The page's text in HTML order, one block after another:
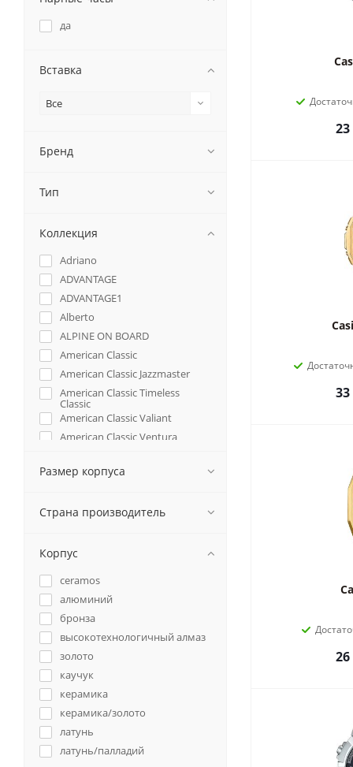
23
33
26
да
Вставка
Все
Бренд
Тип
Коллекция
Adriano
ADVANTAGE
ADVANTAGE1
Alberto
ALPINE ON BOARD
American Classic
American Classic Jazzmaster
American Classic Timeless
Classic
American Classic Valiant
American Classic Ventura
Aphrodite
Astron
Aurora
Baby-G
Beside
BLACK EDITION
Borussia Dortmund
BRILLIANT
Broadway
Burret
C-Line Automatic
C-LINE DIAMOND
C-LINE II
Размер корпуса
Страна производитель
Корпус
ceramos
алюминий
бронза
высокотехнологичный алмаз
золото
каучук
керамика
керамика/золото
латунь
латунь/палладий